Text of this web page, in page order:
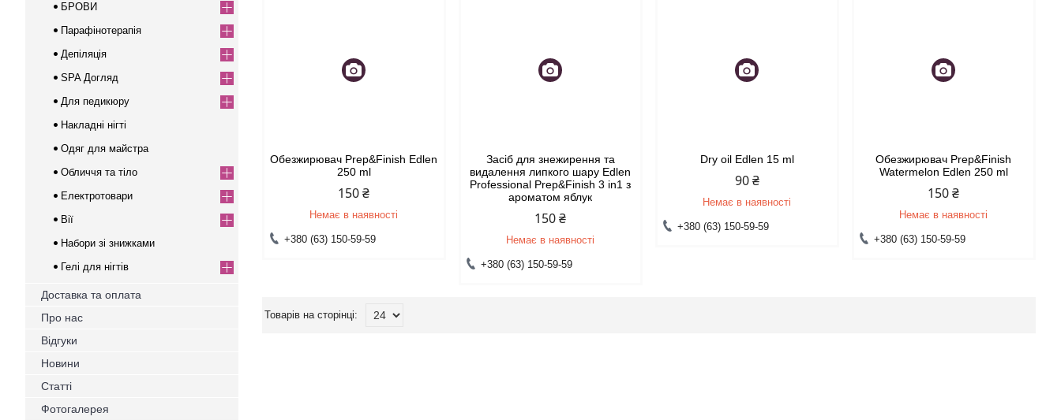
Обезжирювач Prep&Finish Edlen
250 ml
150 ₴
Немає в наявності
+380 (63) 150-59-59
Засіб для знежирення та
видалення липкого шару Edlen
Professional Prep&Finish 3 in1 з
ароматом яблук
150 ₴
Немає в наявності
+380 (63) 150-59-59
Dry oil Edlen 15 ml
90 ₴
Немає в наявності
+380 (63) 150-59-59
Обезжирювач Prep&Finish
Watermelon Edlen 250 ml
150 ₴
Немає в наявності
+380 (63) 150-59-59
БРОВИ
Парафінотерапія
Депіляція
SPA Догляд
Для педикюру
Накладні нігті
Одяг для майстра
Обличчя та тіло
Електротовари
Вії
Набори зі знижками
Гелі для нігтів
Доставка та оплата
Про нас
Відгуки
Новини
Статті
Фотогалерея